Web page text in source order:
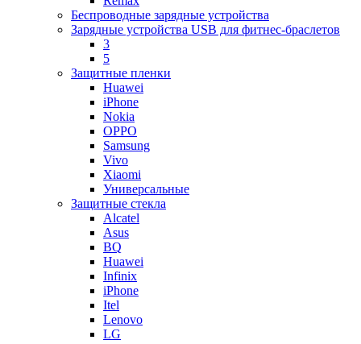
Беспроводные зарядные устройства
Зарядные устройства USB для фитнес-браслетов
3
5
Защитные пленки
Huawei
iPhone
Nokia
OPPO
Samsung
Vivo
Xiaomi
Универсальные
Защитные стекла
Alcatel
Asus
BQ
Huawei
Infinix
iPhone
Itel
Lenovo
LG